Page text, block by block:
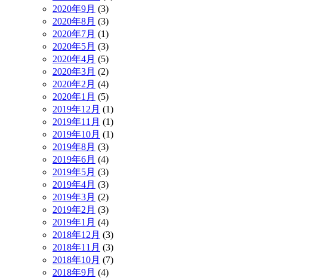
2020年9月 (3)
2020年8月 (3)
2020年7月 (1)
2020年5月 (3)
2020年4月 (5)
2020年3月 (2)
2020年2月 (4)
2020年1月 (5)
2019年12月 (1)
2019年11月 (1)
2019年10月 (1)
2019年8月 (3)
2019年6月 (4)
2019年5月 (3)
2019年4月 (3)
2019年3月 (2)
2019年2月 (3)
2019年1月 (4)
2018年12月 (3)
2018年11月 (3)
2018年10月 (7)
2018年9月 (4)